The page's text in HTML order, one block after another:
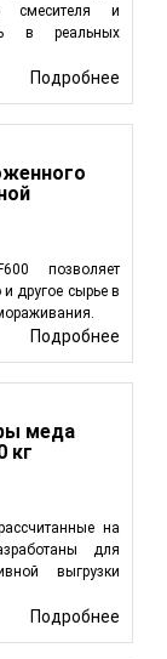
смесителя и
в реальных
Подробнее
позволяет
другое сырье в
Подробнее
меда
кг
на
для
выгрузки
Подробнее